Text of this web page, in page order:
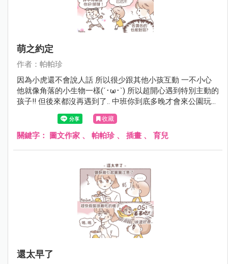
萌之約定
作者：帕帕珍
因為小虎還不會說人話 所以很少跟其他小孩互動 一不小心
他就像角落的小生物一樣(´･ω･`) 所以超開心遇到特別主動的
孩子!! 但後來都沒再遇到了.. 中班你到底多晚才會來公園玩呀
收藏
關鍵字： 圖文作家 、 帕帕珍、 插畫 、 育兒
還太早了